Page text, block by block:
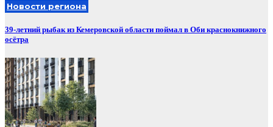
Новости региона
39-летний рыбак из Кемеровской области поймал в Оби краснокнижного
осётра